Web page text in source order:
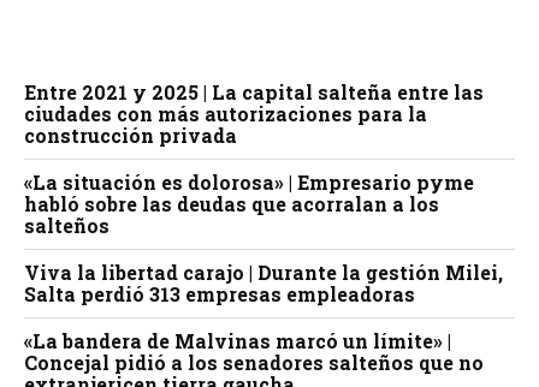
Entre 2021 y 2025 | La capital salteña entre las
ciudades con más autorizaciones para la
construcción privada
«La situación es dolorosa» | Empresario pyme
habló sobre las deudas que acorralan a los
salteños
Viva la libertad carajo | Durante la gestión Milei,
Salta perdió 313 empresas empleadoras
«La bandera de Malvinas marcó un límite» |
Concejal pidió a los senadores salteños que no